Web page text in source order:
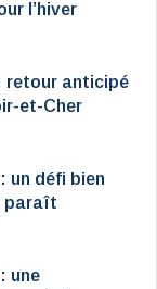
l’hiver
retour anticipé
et-Cher
un défi bien
paraît
une